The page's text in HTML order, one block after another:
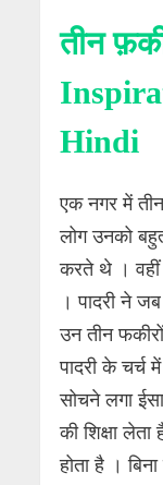
तीन
Hindi
एक नगर में
लोग उनको
करते थे । वहीं
। पादरी ने
उन तीन
पादरी के चर्च
सोचने लगा
की शिक्षा
होता है ।